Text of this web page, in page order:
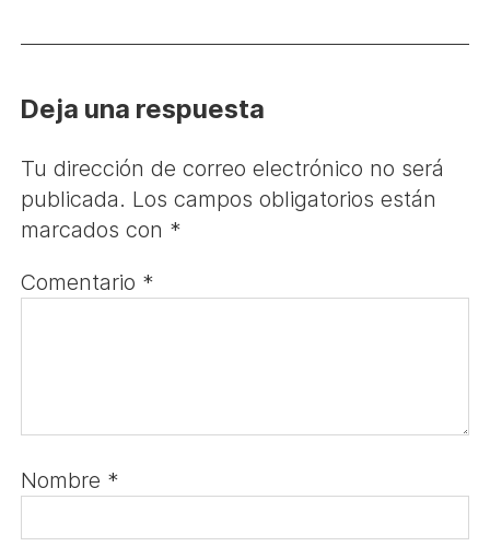
Deja una respuesta
Tu dirección de correo electrónico no será
publicada. Los campos obligatorios están
marcados con *
Comentario *
Nombre *